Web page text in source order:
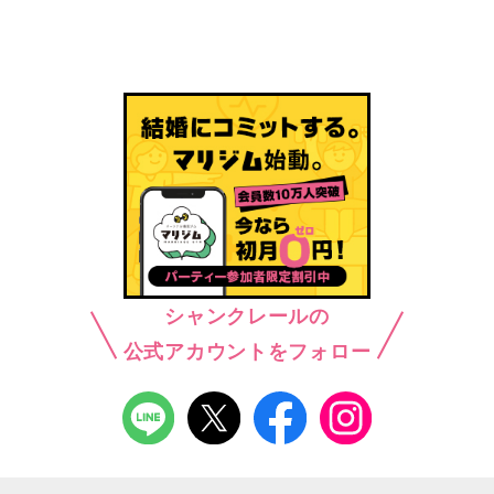
シャンクレールの
公式アカウントをフォロー